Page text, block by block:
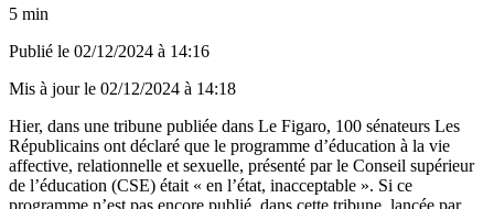
5 min
Publié le 02/12/2024 à 14:16
Mis à jour le 02/12/2024 à 14:18
Hier, dans une tribune publiée dans Le Figaro, 100 sénateurs Les
Républicains ont déclaré que le programme d’éducation à la vie
affective, relationnelle et sexuelle, présenté par le Conseil supérieur
de l’éducation (CSE) était « en l’état, inacceptable ». Si ce